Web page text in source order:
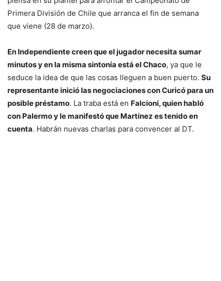
Primera División de Chile que arranca el fin de semana
que viene (28 de marzo).
En Independiente creen que el jugador necesita sumar
minutos y en la misma sintonía está el Chaco, ya que le
seduce la idea de que las cosas lleguen a buen puerto. Su
representante inició las negociaciones con Curicó para un
posible préstamo. La traba está en Falcioni, quien habló
con Palermo y le manifestó que Martínez es tenido en
cuenta. Habrán nuevas charlas para convencer al DT.